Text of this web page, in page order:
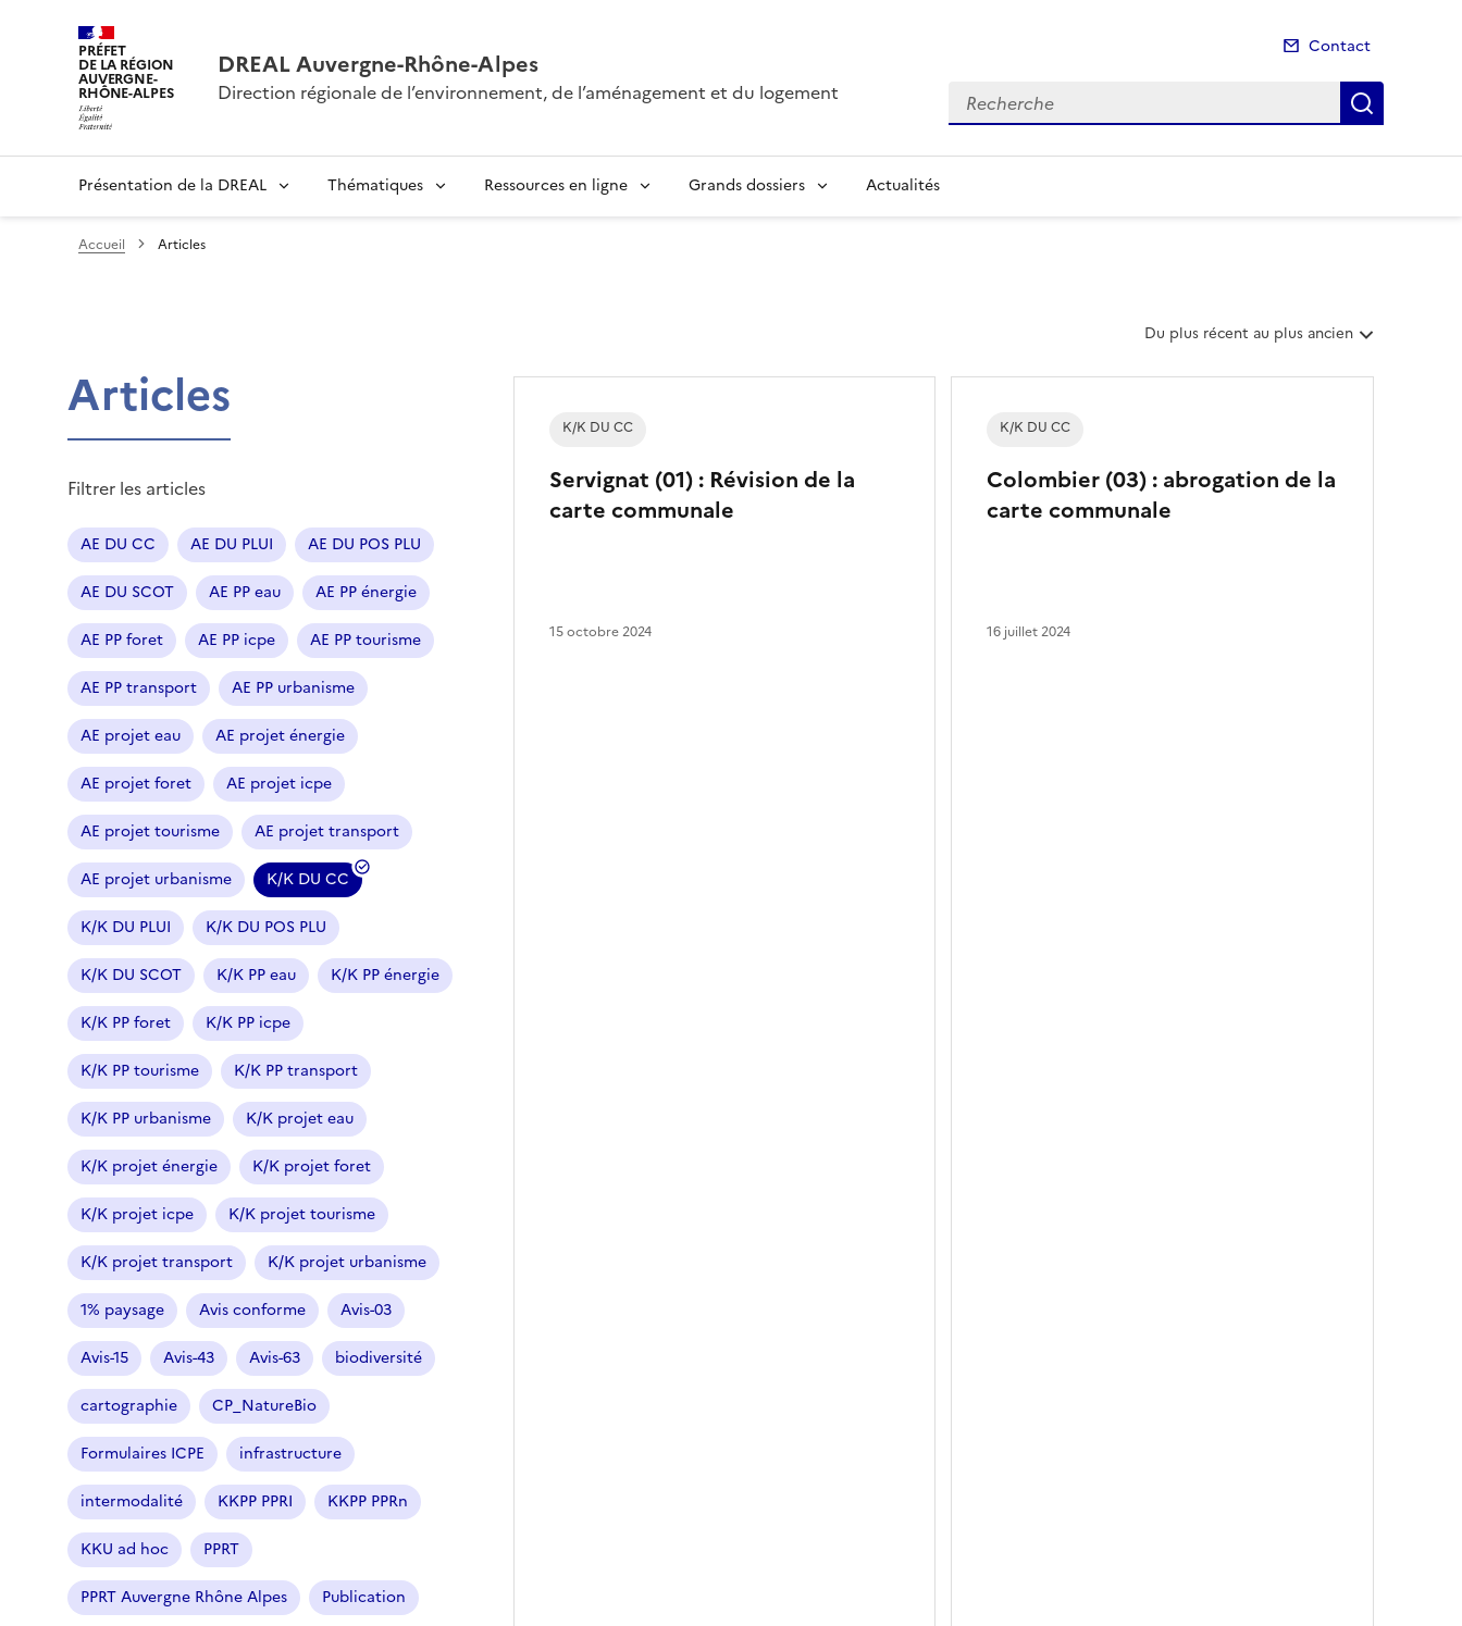
PRÉFET
DE LA RÉGION
AUVERGNE-
RHÔNE-ALPES
DREAL Auvergne-Rhône-Alpes
Direction régionale de l’environnement, de l’aménagement et du logement
Contact
Recherche
Présentation de la DREAL Thématiques Ressources en ligne Grands dossiers Actualités
Accueil Articles
T
i
s
a
Du plus récent au plus ancien
Articles
Filtrer les articles
AE DU CC AE DU PLUI AE DU POS PLU
AE DU SCOT AE PP eau AE PP énergie
AE PP foret AE PP icpe AE PP tourisme
AE PP transport AE PP urbanisme
AE projet eau AE projet énergie
AE projet foret AE projet icpe
AE projet tourisme AE projet transport
AE projet urbanisme K/K DU CC
(
f
i
l
s
é
l
e
c
t
i
o
n
n
é
)
K/K DU PLUI K/K DU POS PLU
K/K DU SCOT K/K PP eau K/K PP énergie
K/K PP foret K/K PP icpe
K/K PP tourisme K/K PP transport
K/K PP urbanisme K/K projet eau
K/K projet énergie K/K projet foret
K/K projet icpe K/K projet tourisme
K/K projet transport K/K projet urbanisme
1% paysage Avis conforme Avis-03
Avis-15 Avis-43 Avis-63 biodiversité
cartographie CP_NatureBio
Formulaires ICPE infrastructure
intermodalité KKPP PPRI KKPP PPRn
KKU ad hoc PPRT
PPRT Auvergne Rhône Alpes Publication
Servignat (01) : Révision de la
carte communale
K/K DU CC
15 octobre 2024
Colombier (03) : abrogation de la
carte communale
K/K DU CC
16 juillet 2024